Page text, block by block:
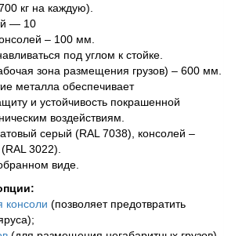
кг на каждую).
— 10
– 100 мм.
под углом к стойке.
зона размещения грузов) – 600 мм.
металла обеспечивает
и устойчивость покрашенной
воздействиям.
серый (RAL 7038), консолей –
3022).
виде.
консоли (позволяет предотвратить